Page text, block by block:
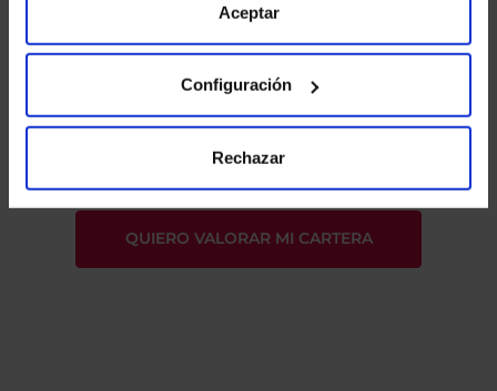
para más información.
Aceptar
Configuración
Rechazar
la política de privacidad
y consiento el
tratamiento de mis datos personales.